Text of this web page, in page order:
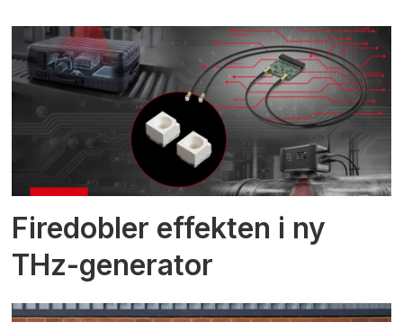
Firedobler effekten i ny
THz-generator